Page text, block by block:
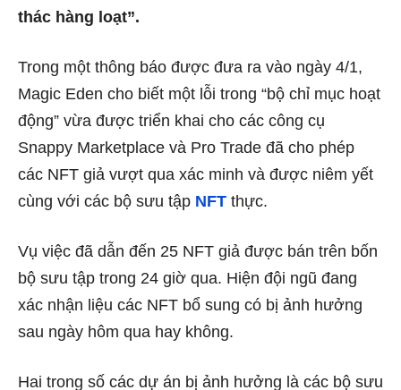
thác hàng loạt”.
Trong một thông báo được đưa ra vào ngày 4/1,
Magic Eden cho biết một lỗi trong “bộ chỉ mục hoạt
động” vừa được triển khai cho các công cụ
Snappy Marketplace và Pro Trade đã cho phép
các NFT giả vượt qua xác minh và được niêm yết
cùng với các bộ sưu tập NFT thực.
Vụ việc đã dẫn đến 25 NFT giả được bán trên bốn
bộ sưu tập trong 24 giờ qua. Hiện đội ngũ đang
xác nhận liệu các NFT bổ sung có bị ảnh hưởng
sau ngày hôm qua hay không.
Hai trong số các dự án bị ảnh hưởng là các bộ sưu